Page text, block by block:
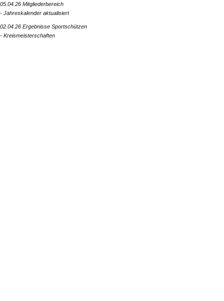
05.04.26 Mitgliederbereich
- Jahreskalender aktualisiert
02.04.26 Ergebnisse Sportschützen
- Kreismeisterschaften